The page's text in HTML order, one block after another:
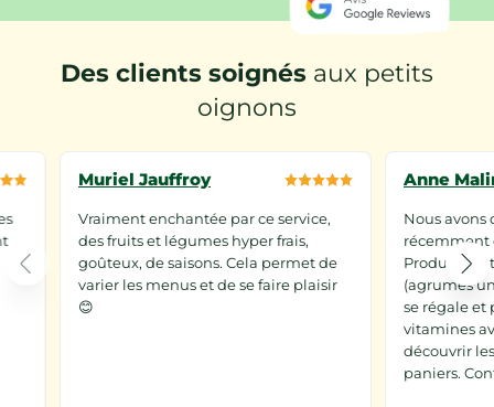
Des clients soignés aux petits
oignons
Muriel Jauffroy
Vraiment enchantée par ce service,
des fruits et légumes hyper frais,
goûteux, de saisons. Cela permet de
varier les menus et de se faire plaisir
😊
Anne
Nous avons
récemment
Produits de
(agrumes
se régale et
vitamines
découvrir
paniers.